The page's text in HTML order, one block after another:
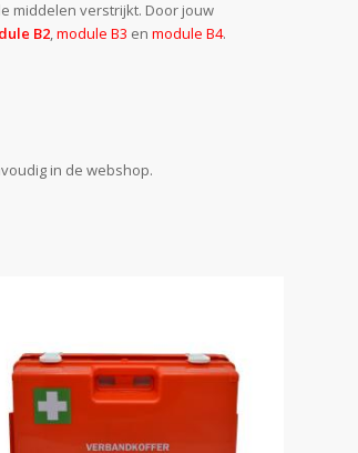
middelen verstrijkt. Door jouw
B2,module B3 enmodule B4.
in de webshop.